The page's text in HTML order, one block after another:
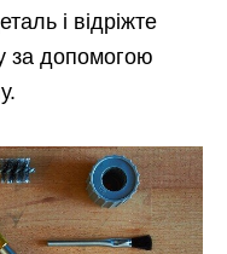
і відріжте
за допомогою